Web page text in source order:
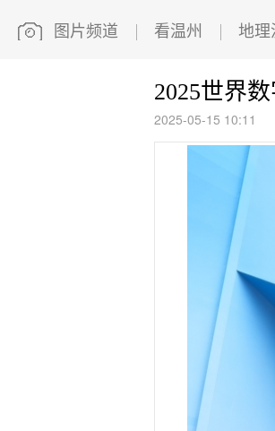
图片频道 看温州 地理
2025世界
2025-05-15 10:11